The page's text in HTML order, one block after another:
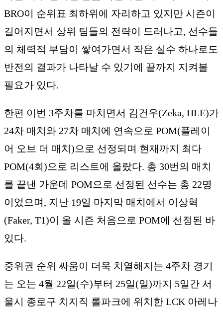
BRO이 순위표 최하위에 자리하고 있지만 시즌이
길어지면서 상위 팀들의 전략이 드러나고, 선수들
의 체력적 부담이 쌓여가면서 작은 실수 하나로도
반전의 결과가 나타날 수 있기에 끝까지 지켜볼
필요가 있다.
한편 이번 3주차를 마치면서 김건우(Zeka, HLE)가
24차 매치와 27차 매치에 연속으로 POM(플레이
어 오브 더 매치)으로 선정되며 현재까지 최다
POM(4회)으로 리스트에 올랐다. 총 30번의 매치
를 끝낸 가운데 POM으로 선정된 선수는 총 22명
이었으며, 지난 19일 마지막 매치에서 이상혁
(Faker, T1)이 올 시즌 처음으로 POM에 선정된 바
있다.
중위권 순위 싸움이 더욱 치열해지는 4주차 경기
는 오는 4월 22일(수)부터 25일(일)까지 5일간 서
울시 종로구 치지직 롤파크에 위치한 LCK 아레나